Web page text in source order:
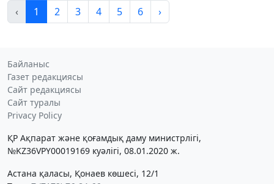
‹ 1 2 3 4 5 6 ›
Байланыс
Газет редакциясы
Сайт редакциясы
Сайт туралы
Privacy Policy
ҚР Ақпарат және қоғамдық даму министрлігі,
№KZ36VPY00019169 куәлігі, 08.01.2020 ж.
Астана қаласы, Қонаев көшесі, 12/1